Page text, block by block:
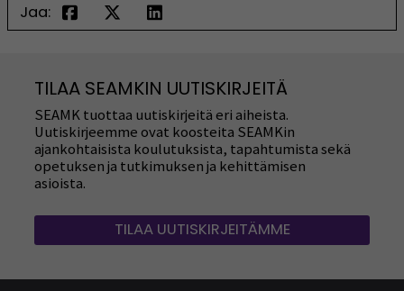
Jaa:
TILAA SEAMKIN UUTISKIRJEITÄ
SEAMK tuottaa uutiskirjeitä eri aiheista.
Uutiskirjeemme ovat koosteita SEAMKin
ajankohtaisista koulutuksista, tapahtumista sekä
opetuksen ja tutkimuksen ja kehittämisen
asioista.
TILAA UUTISKIRJEITÄMME